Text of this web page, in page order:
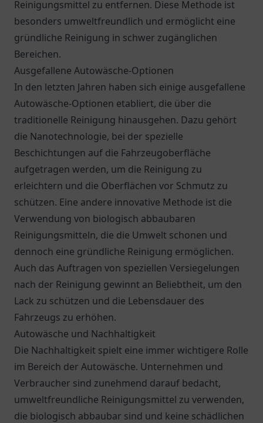
Reinigungsmittel zu entfernen. Diese Methode ist
besonders umweltfreundlich und ermöglicht eine
gründliche Reinigung in schwer zugänglichen
Bereichen.
Ausgefallene Autowäsche-Optionen
In den letzten Jahren haben sich einige ausgefallene
Autowäsche-Optionen etabliert, die über die
traditionelle Reinigung hinausgehen. Dazu gehört
die Nanotechnologie, bei der spezielle
Beschichtungen auf die Fahrzeugoberfläche
aufgetragen werden, um die Reinigung zu
erleichtern und die Oberflächen vor Schmutz zu
schützen. Eine andere innovative Methode ist die
Verwendung von biologisch abbaubaren
Reinigungsmitteln, die die Umwelt schonen und
dennoch eine gründliche Reinigung ermöglichen.
Auch das Auftragen von speziellen Versiegelungen
nach der Reinigung gewinnt an Beliebtheit, um den
Lack zu schützen und die Lebensdauer des
Fahrzeugs zu erhöhen.
Autowäsche und Nachhaltigkeit
Die Nachhaltigkeit spielt eine immer wichtigere Rolle
im Bereich der Autowäsche. Unternehmen und
Verbraucher sind zunehmend darauf bedacht,
umweltfreundliche Reinigungsmittel zu verwenden,
die biologisch abbaubar sind und keine schädlichen